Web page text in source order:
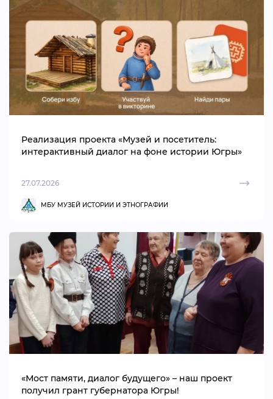
Реализация проекта «Музей и посетитель:
интерактивный диалог на фоне истории Югры»
27.07.2026
МБУ МУЗЕЙ ИСТОРИИ И ЭТНОГРАФИИ
«Мост памяти, диалог будущего» – наш проект
получил грант губернатора Югры!